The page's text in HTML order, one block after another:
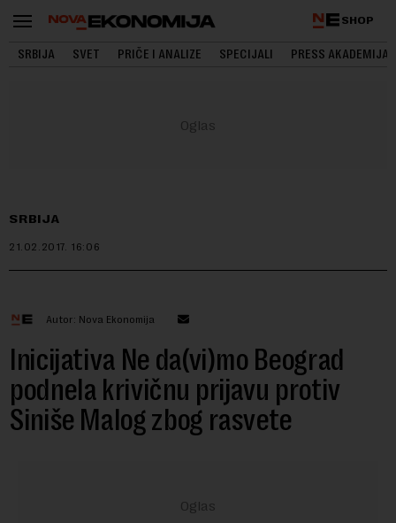
SHOP
SRBIJA SVET PRIČE I ANALIZE SPECIJALI PRESS AKADEMIJA
SRBIJA
21.02.2017. 16:06
Autor: Nova Ekonomija
Inicijativa Ne da(vi)mo Beograd
podnela krivičnu prijavu protiv
Siniše Malog zbog rasvete